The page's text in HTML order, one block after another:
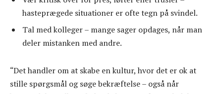
hasteprægede situationer er ofte tegn på svindel.
Tal med kolleger – mange sager opdages, når man
deler mistanken med andre.
“Det handler om at skabe en kultur, hvor det er ok at
stille spørgsmål og søge bekræftelse – også når